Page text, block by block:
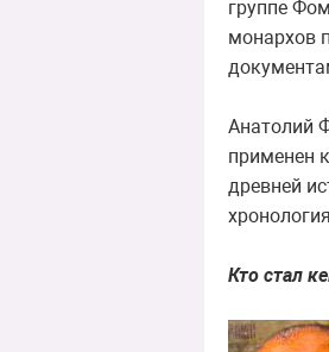
группе
монархов
Анатолий
применен
древней
Кто стал